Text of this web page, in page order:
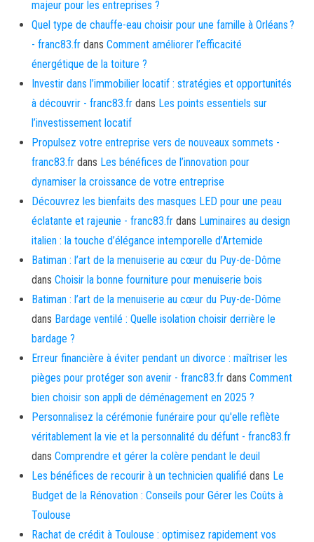
majeur pour les entreprises ?
Quel type de chauffe-eau choisir pour une famille à Orléans ?
- franc83.fr dans Comment améliorer l’efficacité
énergétique de la toiture ?
Investir dans l’immobilier locatif : stratégies et opportunités
à découvrir - franc83.fr dans Les points essentiels sur
l’investissement locatif
Propulsez votre entreprise vers de nouveaux sommets -
franc83.fr dans Les bénéfices de l’innovation pour
dynamiser la croissance de votre entreprise
Découvrez les bienfaits des masques LED pour une peau
éclatante et rajeunie - franc83.fr dans Luminaires au design
italien : la touche d’élégance intemporelle d’Artemide
Batiman : l’art de la menuiserie au cœur du Puy-de-Dôme
dans Choisir la bonne fourniture pour menuiserie bois
Batiman : l’art de la menuiserie au cœur du Puy-de-Dôme
dans Bardage ventilé : Quelle isolation choisir derrière le
bardage ?
Erreur financière à éviter pendant un divorce : maîtriser les
pièges pour protéger son avenir - franc83.fr dans Comment
bien choisir son appli de déménagement en 2025 ?
Personnalisez la cérémonie funéraire pour qu'elle reflète
véritablement la vie et la personnalité du défunt - franc83.fr
dans Comprendre et gérer la colère pendant le deuil
Les bénéfices de recourir à un technicien qualifié dans Le
Budget de la Rénovation : Conseils pour Gérer les Coûts à
Toulouse
Rachat de crédit à Toulouse : optimisez rapidement vos